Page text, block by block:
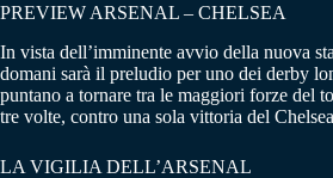
PREVIEW ARSENAL – CHELSEA
In vista dell’imminente avvio della nuova
domani sarà il preludio per uno dei derby
puntano a tornare tra le maggiori forze del
tre volte, contro una sola vittoria del
LA VIGILIA DELL’ARSENAL